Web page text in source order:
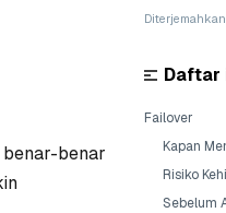
benar
Daftar
Failover
Kapan
Risiko
Sebelum